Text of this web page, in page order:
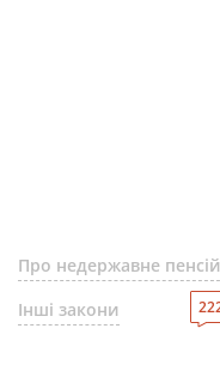
Про недержавне
Інші закони